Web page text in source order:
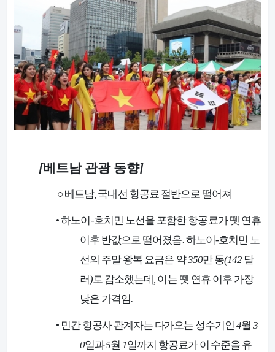
[베트남 관광 동향]
○ 베트남, 국내선 항공료 절반으로 떨어져
•하노이-호치민 노선을 포함한 항공료가 뗏 연휴
이후 반값으로 떨어졌음.하노이-호치민 노
선의 주말 왕복 요금은 약350만 동(142 달
러)로 감소했는데, 이는 뗏 연휴 이후 가장
낮은 가격임.
• 민간 항공사 관계자는 다가오는 성수기인 4월 3
0일과5월 1일까지 항공료가 이 수준을 유